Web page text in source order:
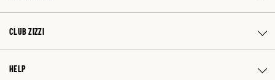
CLUB ZIZZI
HELP